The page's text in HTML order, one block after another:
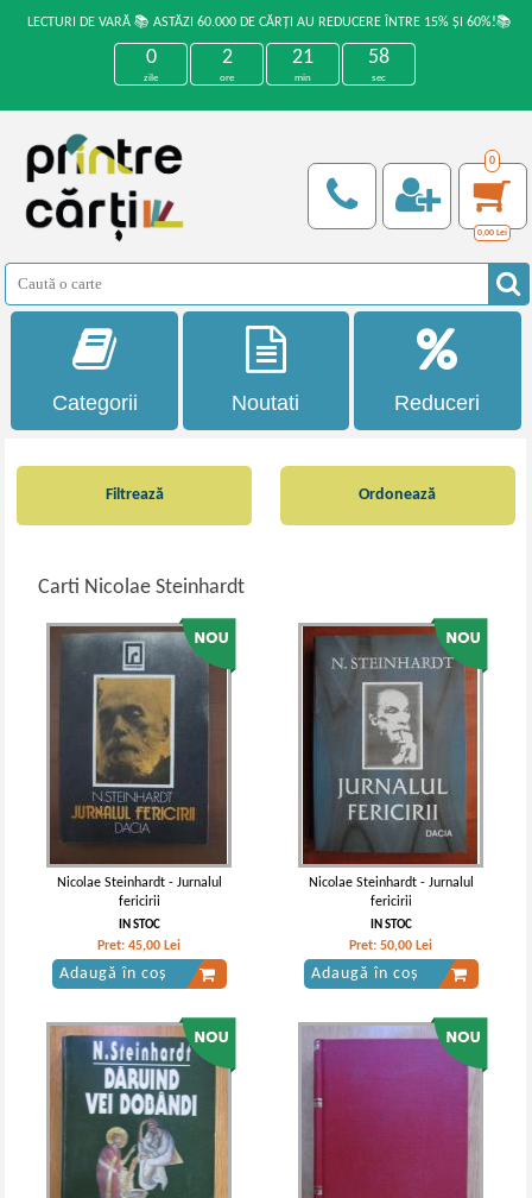
LECTURI DE VARĂ 📚 ASTĂZI 60.000 DE CĂRȚI AU REDUCERE ÎNTRE 15% ȘI 60%!📚
0
zile
2
ore
21
min
57
sec
0
0,00 Lei
Categorii Noutati Reduceri
Filtrează
Carti Nicolae Steinhardt
Ordonează
Nicolae Steinhardt - Jurnalul
fericirii
IN STOC
Pret:45,00 Lei
Adaugă în coș
Nicolae Steinhardt - Jurnalul
fericirii
IN STOC
Pret:50,00 Lei
Adaugă în coș